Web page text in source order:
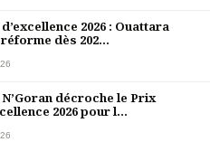
2026 : Ouattara
dès 202...
décroche le Prix
2026 pour l...